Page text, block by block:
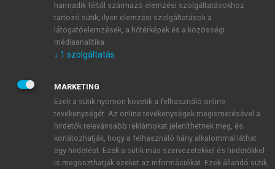
JELSZÓ
JELSZÓ ÚJRA
harmadik féltől származó elemzési szolgáltatásokhoz
tartozó sütik; ilyen elemzési szolgáltatások a
látogatóelemzések, a hőtérképek és a közösségi
médiaanalitika.
↓ 1 szolgáltatás
MARKETING
Ezek a sütik nyomon követik a felhasználó online
tevékenységét. Az online tevékenységek megismerésével a
hirdetők relevánsabb reklámokat jeleníthetnek meg, és
korlátozhatják, hogy a felhasználó hány alkalommal láthat
egy hirdetést. Ezek a sütik más szervezetekkel és hirdetőkkel
is megoszthatják ezeket az információkat. Ezek állandó sütik,